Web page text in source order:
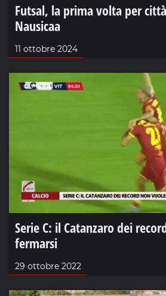
Futsal, la prima volta per
Nausicaa
11 ottobre 2024
Serie C: il Catanzaro dei
fermarsi
29 ottobre 2022